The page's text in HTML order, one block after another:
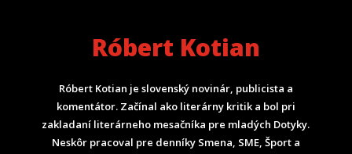
Róbert Kotian
Róbert Kotian je slovenský novinár, publicista a
komentátor. Začínal ako literárny kritik a bol pri
zakladaní literárneho mesačníka pre mladých Dotyky.
Neskôr pracoval pre denníky Smena, SME, Šport a